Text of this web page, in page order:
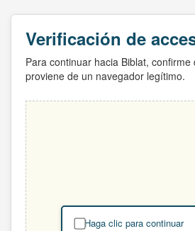
Verificación de
Para continuar hacia Biblat, confirme
proviene de un navegador legítimo.
Haga clic para continuar